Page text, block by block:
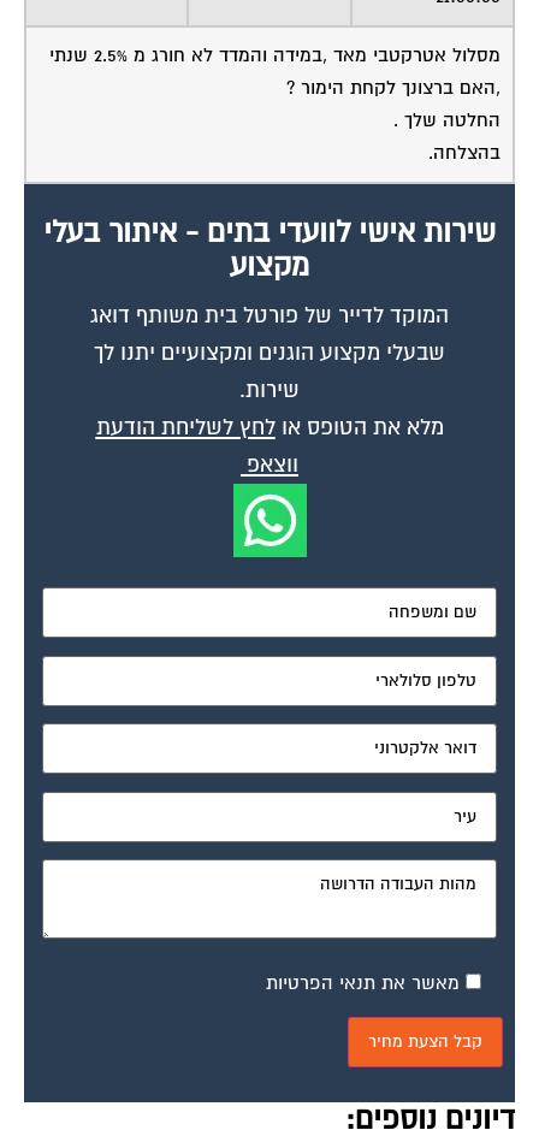
מסלול אטרקטבי מאד ,במידה והמדד לא חורג מ 2.5% שנתי
,האם ברצונך לקחת הימור ?
החלטה שלך .
בהצלחה.
מקצוע
המוקד לדייר של פורטל בית משותף דואג
שבעלי מקצוע הוגנים ומקצועיים יתנו לך
שירות.
מלא את הטופס אולחץ לשליחת הודעת
ווצאפ
דיונים נוספים: